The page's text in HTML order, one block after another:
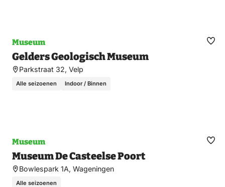
Museum
Gelders Geologisch Museum
Parkstraat 32, Velp
Alle seizoenen Indoor / Binnen
Museum
Museum De Casteelse Poort
Bowlespark 1A, Wageningen
Alle seizoenen